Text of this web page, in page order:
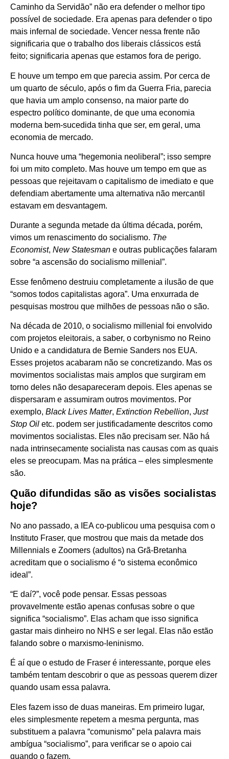
Caminho da Servidão” não era defender o melhor tipo
possível de sociedade. Era apenas para defender o tipo
mais infernal de sociedade. Vencer nessa frente não
significaria que o trabalho dos liberais clássicos está
feito; significaria apenas que estamos fora de perigo.
E houve um tempo em que parecia assim. Por cerca de
um quarto de século, após o fim da Guerra Fria, parecia
que havia um amplo consenso, na maior parte do
espectro político dominante, de que uma economia
moderna bem-sucedida tinha que ser, em geral, uma
economia de mercado.
Nunca houve uma “hegemonia neoliberal”; isso sempre
foi um mito completo. Mas houve um tempo em que as
pessoas que rejeitavam o capitalismo de imediato e que
defendiam abertamente uma alternativa não mercantil
estavam em desvantagem.
Durante a segunda metade da última década, porém,
vimos um renascimento do socialismo. The
Economist, New Statesman e outras publicações falaram
sobre “a ascensão do socialismo millenial”.
Esse fenômeno destruiu completamente a ilusão de que
“somos todos capitalistas agora”. Uma enxurrada de
pesquisas mostrou que milhões de pessoas não o são.
Na década de 2010, o socialismo millenial foi envolvido
com projetos eleitorais, a saber, o corbynismo no Reino
Unido e a candidatura de Bernie Sanders nos EUA.
Esses projetos acabaram não se concretizando. Mas os
movimentos socialistas mais amplos que surgiram em
torno deles não desapareceram depois. Eles apenas se
dispersaram e assumiram outros movimentos. Por
exemplo, Black Lives Matter, Extinction Rebellion, Just
Stop Oil etc. podem ser justificadamente descritos como
movimentos socialistas. Eles não precisam ser. Não há
nada intrinsecamente socialista nas causas com as quais
eles se preocupam. Mas na prática – eles simplesmente
são.
Quão difundidas são as visões socialistas
hoje?
No ano passado, a IEA co-publicou uma pesquisa com o
Instituto Fraser, que mostrou que mais da metade dos
Millennials e Zoomers (adultos) na Grã-Bretanha
acreditam que o socialismo é “o sistema econômico
ideal”.
“E daí?”, você pode pensar. Essas pessoas
provavelmente estão apenas confusas sobre o que
significa “socialismo”. Elas acham que isso significa
gastar mais dinheiro no NHS e ser legal. Elas não estão
falando sobre o marxismo-leninismo.
É aí que o estudo de Fraser é interessante, porque eles
também tentam descobrir o que as pessoas querem dizer
quando usam essa palavra.
Eles fazem isso de duas maneiras. Em primeiro lugar,
eles simplesmente repetem a mesma pergunta, mas
substituem a palavra “comunismo” pela palavra mais
ambígua “socialismo”, para verificar se o apoio cai
quando o fazem.